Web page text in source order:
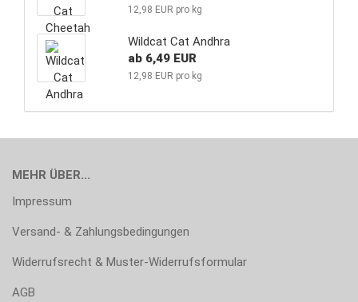
12,98 EUR pro kg
Wildcat Cat Andhra
ab 6,49 EUR
12,98 EUR pro kg
MEHR ÜBER...
Impressum
Versand- & Zahlungsbedingungen
Widerrufsrecht & Muster-Widerrufsformular
AGB